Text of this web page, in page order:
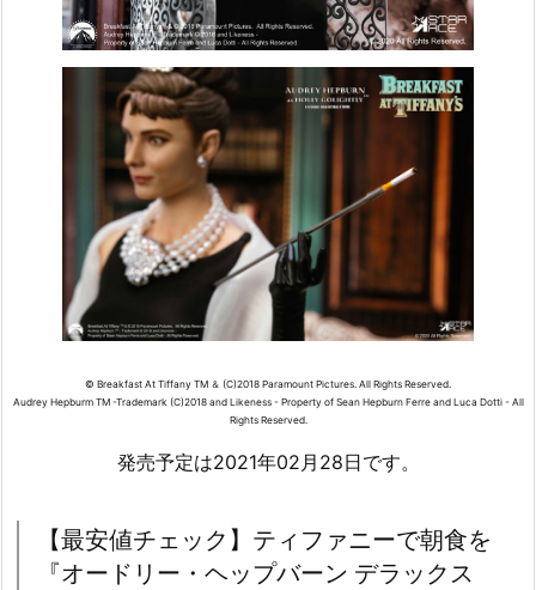
© Breakfast At Tiffany TM ＆ (C)2018 Paramount Pictures. All Rights Reserved.
Audrey Hepburm TM -Trademark (C)2018 and Likeness - Property of Sean Hepburn Ferre and Luca Dotti - All
Rights Reserved.
発売予定は2021年02月28日です。
【最安値チェック】ティファニーで朝食を
『オードリー・ヘップバーン デラックス